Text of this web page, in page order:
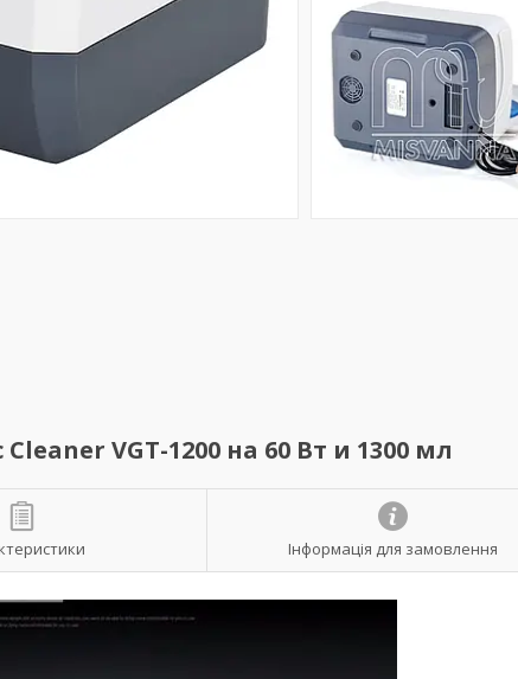
VGT-1200 на 60 Вт и 1300 мл
Інформація для замовлення